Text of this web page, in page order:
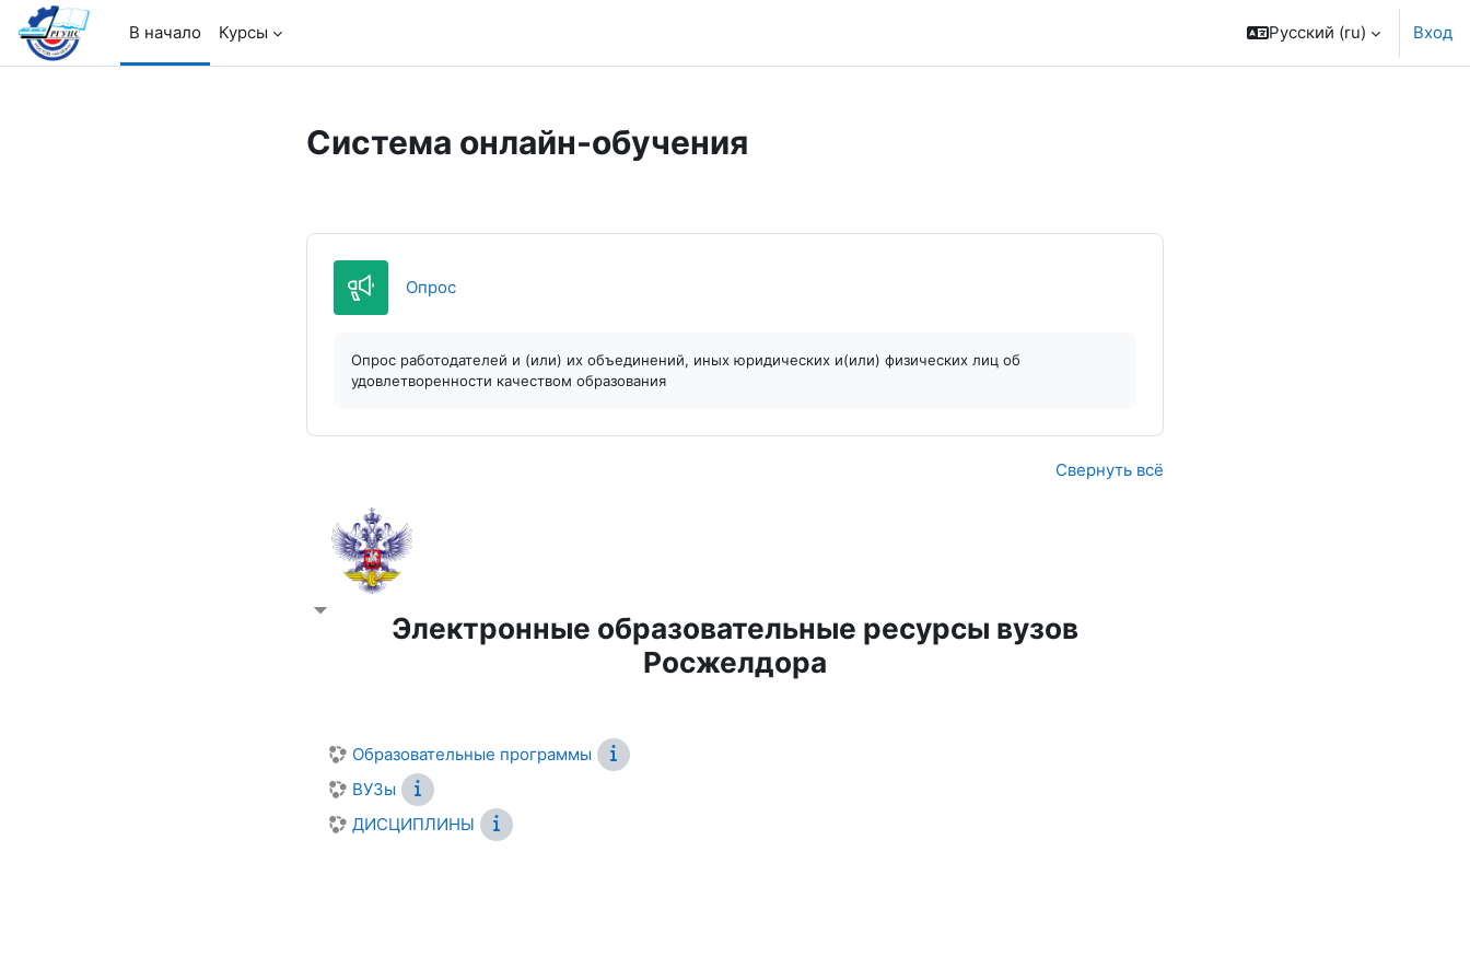
Перейти к основному содержанию
В начало
Курсы Русский ‎(ru)‎ Вход
Система онлайн-обучения
ОпросОбратная связь
Опрос работодателей и (или) их объединений, иных юридических и(или) физических лиц об
удовлетворенности качеством образования
Свернуть всё
Электронные образовательные ресурсы вузов
Росжелдора
Образовательные программы
ВУЗы
ДИСЦИПЛИНЫ